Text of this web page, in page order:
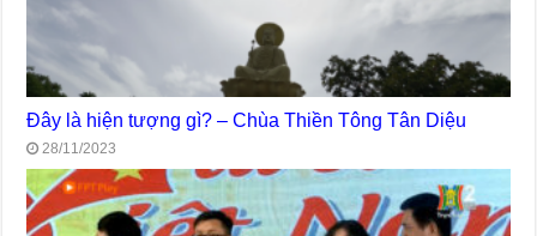
Đây là hiện tượng gì? – Chùa Thiền Tông Tân Diệu
28/11/2023